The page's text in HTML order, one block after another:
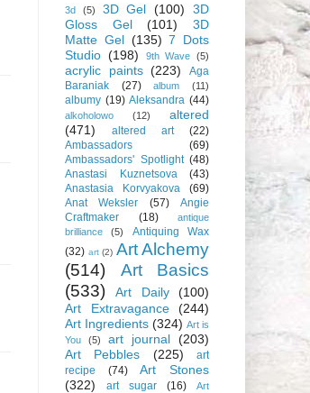
3d (5) 3D Gel (100)
3D
Gloss Gel
(101)
3D
Matte Gel (135) 7 Dots
Studio (198) 9th Wave (5)
acrylic paints (223)
Aga
Baraniak
(27) album (11)
albumy (19) Aleksandra (44)
alkoholowo (12)
altered
(471)
altered art
(22)
Ambassadors
(69)
Ambassadors' Spotlight (48)
Anastasi Kuznetsova
(43)
Anastasia Korvyakova
(69)
Anat Weksler
(57)
Angie
Craftmaker
(18)
antique
brilliance
(5)
Antiquing Wax
(32) art (2) Art Alchemy
(514)
Art Basics
(533)
Art Daily
(100)
Art Extravagance
(244)
Art Ingredients (324) Art is
You
(5) art journal (203)
Art Pebbles
(225)
art
recipe
(74)
Art Stones
(322)
art sugar (16)
Art